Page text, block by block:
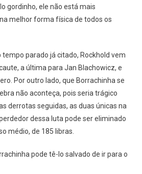
gordinho, ele não está mais
melhor forma física de todos os
tempo parado já citado, Rockhold vem
a última para Jan Blachowicz, e
Por outro lado, que Borrachinha se
não aconteça, pois seria trágico
derrotas seguidas, as duas únicas na
dessa luta pode ser eliminado
médio, de 185 libras.
pode tê-lo salvado de ir para o